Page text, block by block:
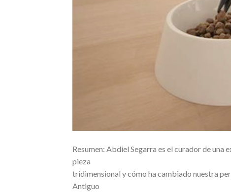
Resumen: Abdiel Segarra es el curador de
pieza
tridimensional y cómo ha cambiado nuestra
Antiguo